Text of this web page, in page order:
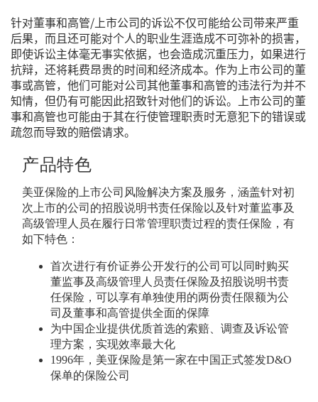
针对董事和高管/上市公司的诉讼不仅可能给公司带来严重
后果，而且还可能对个人的职业生涯造成不可弥补的损害，
即使诉讼主体毫无事实依据，也会造成沉重压力，如果进行
抗辩，还将耗费昂贵的时间和经济成本。作为上市公司的董
事或高管，他们可能对公司其他董事和高管的违法行为并不
知情，但仍有可能因此招致针对他们的诉讼。上市公司的董
事和高管也可能由于其在行使管理职责时无意犯下的错误或
疏忽而导致的赔偿请求。
产品特色
美亚保险的上市公司风险解决方案及服务，涵盖针对初
次上市的公司的招股说明书责任保险以及针对董监事及
高级管理人员在履行日常管理职责过程的责任保险，有
如下特色：
首次进行有价证券公开发行的公司可以同时购买
董监事及高级管理人员责任保险及招股说明书责
任保险，可以享有单独使用的两份责任限额为公
司及董事和高管提供全面的保障
为中国企业提供优质首选的索赔、调查及诉讼管
理方案，实现效率最大化
1996年，美亚保险是第一家在中国正式签发D&O
保单的保险公司